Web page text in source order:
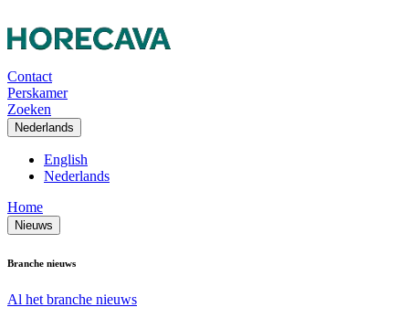
Contact
Perskamer
Zoeken
Nederlands
English
Nederlands
Home
Nieuws
Branche nieuws
Al het branche nieuws